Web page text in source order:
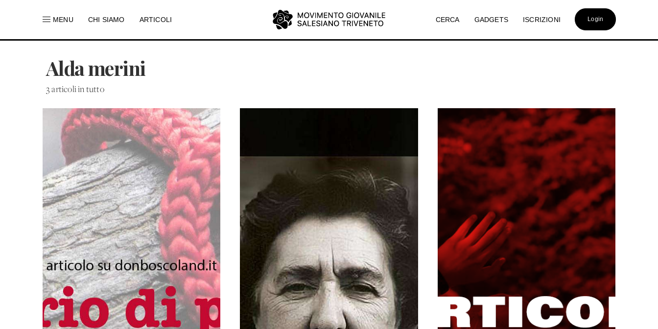
MENU CHI SIAMO ARTICOLI CERCA GADGETS ISCRIZIONI Login
Alda merini
3 articoli in tutto